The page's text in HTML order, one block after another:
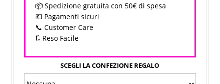
📦 Spedizione gratuita con 50€ di spesa
💶 Pagamenti sicuri
📞 Customer Care
🔃 Reso Facile
SCEGLI LA CONFEZIONE REGALO